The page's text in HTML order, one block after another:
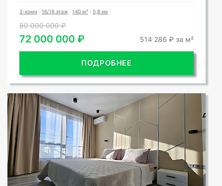
3-комн 16/16 этаж 140 м² 0,8 км
80 000 000 ₽
72 000 000 ₽ 514 286 ₽ за м²
ПОДРОБНЕЕ